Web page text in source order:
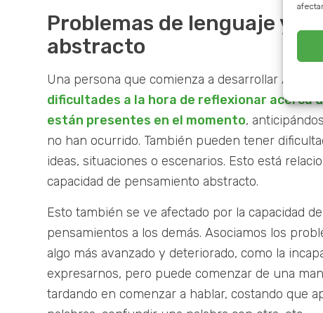
Problemas de lenguaje y
abstracto
Una persona que comienza a desarrollar
dificultades a la hora de reflexionar acerca
están presentes en el momento,
no han ocurrido. También pueden tener
ideas, situaciones o escenarios. Esto está
capacidad de pensamiento abstracto.
Esto también se ve afectado por la capacidad
pensamientos a los demás. Asociamos los
algo más avanzado y deteriorado, como la
expresarnos, pero puede comenzar de una
tardando en comenzar a hablar, costando que